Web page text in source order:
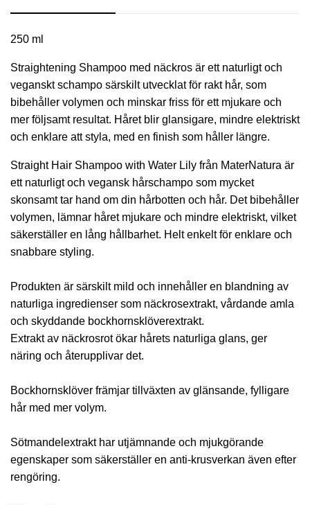
250 ml
Straightening Shampoo med näckros är ett naturligt och
veganskt schampo särskilt utvecklat för rakt hår, som
bibehåller volymen och minskar friss för ett mjukare och
mer följsamt resultat. Håret blir glansigare, mindre elektriskt
och enklare att styla, med en finish som håller längre.
Straight Hair Shampoo with Water Lily från MaterNatura är
ett naturligt och vegansk hårschampo som mycket
skonsamt tar hand om din hårbotten och hår. Det bibehåller
volymen, lämnar håret mjukare och mindre elektriskt, vilket
säkerställer en lång hållbarhet. Helt enkelt för enklare och
snabbare styling.
Produkten är särskilt mild och innehåller en blandning av
naturliga ingredienser som näckrosextrakt, vårdande amla
och skyddande bockhornsklöverextrakt.
Extrakt av näckrosrot ökar hårets naturliga glans, ger
näring och återupplivar det.
Bockhornsklöver främjar tillväxten av glänsande, fylligare
hår med mer volym.
Sötmandelextrakt har utjämnande och mjukgörande
egenskaper som säkerställer en anti-krusverkan även efter
rengöring.